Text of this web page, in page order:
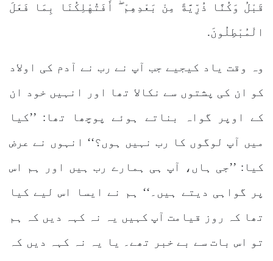
قَبْلُ وَكُنَّا ذُرِّيَّةً مِنْ بَعْدِهِمْ ۖ أَفَتُهْلِكُنَا بِمَا فَعَلَ
الْمُبْطِلُونَ.
وہ وقت یاد کیجیے جب آپ نے رب نے آدم کی اولاد
کو ان کی پشتوں سے نکالا تھا اور انہیں خود ان
کے اوپر گواہ بناتے ہوئے پوچھا تھا: ’’کیا
میں آپ لوگوں کا رب نہیں ہوں؟‘‘ انہوں نے عرض
کیا: ’’جی ہاں، آپ ہی ہمارے رب ہیں اور ہم اس
پر گواہی دیتے ہیں۔‘‘ ہم نے ایسا اس لیے کیا
تھا کہ روز قیامت آپ کہیں یہ نہ کہہ دیں کہ ہم
تو اس بات سے بے خبر تھے۔ یا یہ نہ کہہ دیں کہ